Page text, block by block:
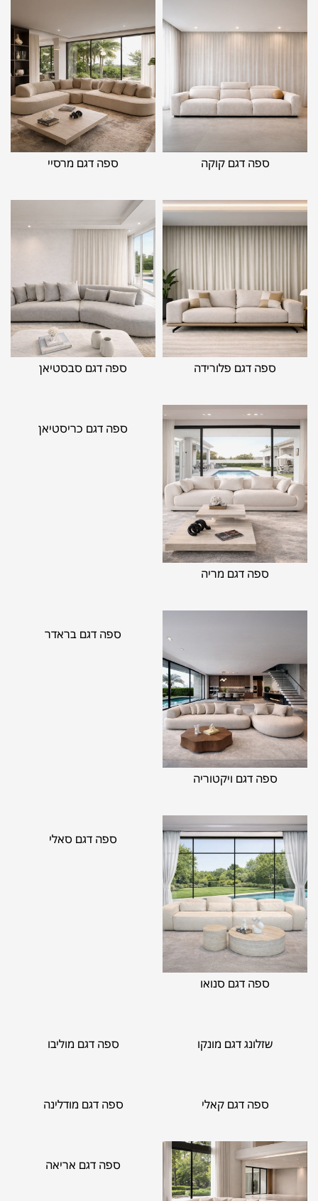
ספה דגם קוקה ספה דגם מרסיי
ספה דגם פלורידה ספה דגם סבסטיאן
ספה דגם מריה
ספה דגם כריסטיאן
ספה דגם ויקטוריה
ספה דגם בראדר
ספה דגם סנואו
ספה דגם סאלי
שזלונג דגם מונקו ספה דגם מוליבו
ספה דגם קאלי ספה דגם מודלינה
ספה דגם אריאה